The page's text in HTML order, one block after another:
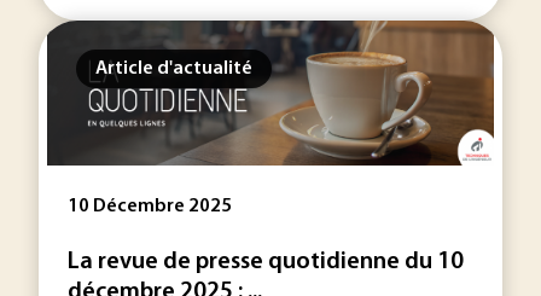
Article d'actualité
10 Décembre 2025
La revue de presse quotidienne du 10